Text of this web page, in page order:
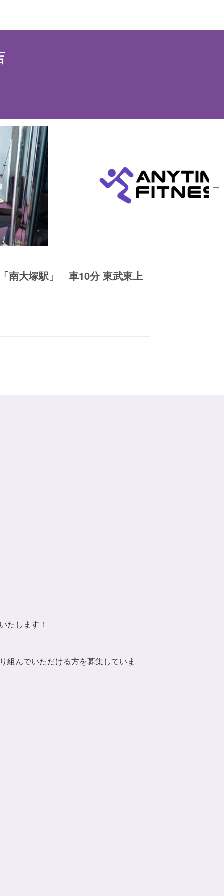
大塚駅」 車10分 東武東上
たします！
組んでいただける方を募集していま